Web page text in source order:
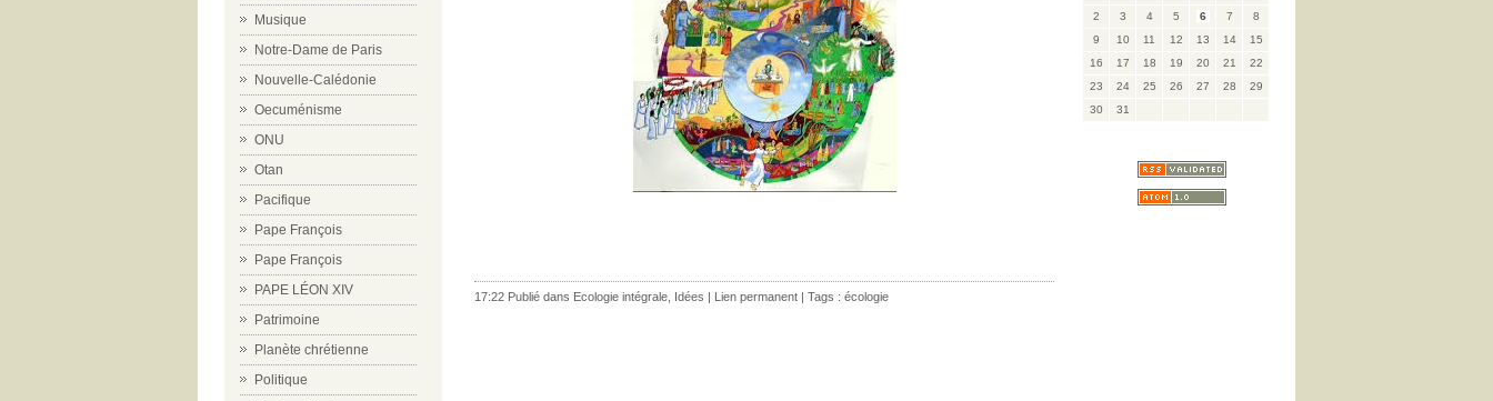
Musique
Notre-Dame de Paris
Nouvelle-Calédonie
Oecuménisme
ONU
Otan
Pacifique
Pape François
Pape François
PAPE LÉON XIV
Patrimoine
Planète chrétienne
Politique
2
3 4 5 6 7
8
9
10 11 12 13 14
15
16
17 18 19 20 21
22
23
24 25 26 27 28
29
30
31
17:22 Publié dans Ecologie intégrale Idées | Lien permanent | Tags : écologie